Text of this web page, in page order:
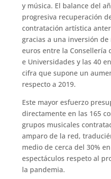
y música. El balance del
progresiva recuperación
contratación artística
gracias a una inversión
euros entre la Consellería
e Universidades y las 40
cifra que supone un
respecto a 2019.
Este mayor esfuerzo
directamente en las 165
grupos musicales
amparo de la red,
medio de cerca del 30%
espectáculos respeto al
la pandemia.